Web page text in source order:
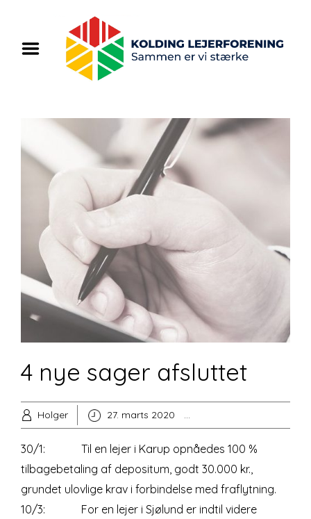
4 nye sager afsluttet
Holger 27. marts 2020
30/1: Til en lejer i Karup opnåedes 100 %
tilbagebetaling af depositum, godt 30.000 kr.,
grundet ulovlige krav i forbindelse med fraflytning.
10/3: For en lejer i Sjølund er indtil videre
Om os
Vi tilbyder
Kontakt